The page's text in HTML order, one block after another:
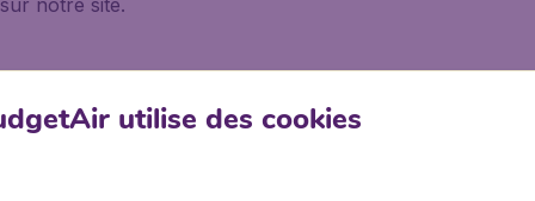
notre site.
en avion, tant les possibilités de vols sont
à vous : Paris Charles de Gaulle (CDG), Paris
utilise des cookies